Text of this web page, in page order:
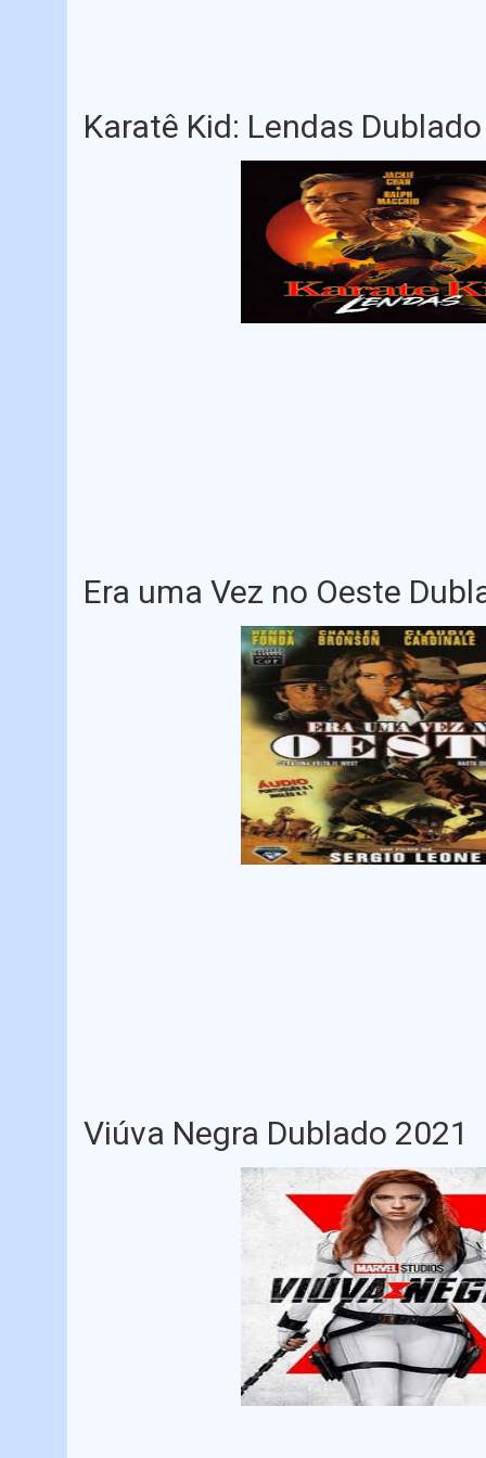
Karatê Kid: Lendas
Era uma Vez no Oeste
Viúva Negra Dublado 2021